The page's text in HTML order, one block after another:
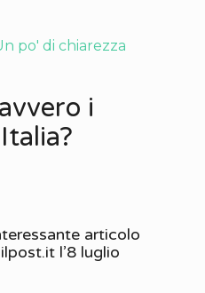
po' di chiarezza
i
articolo
l’8 luglio